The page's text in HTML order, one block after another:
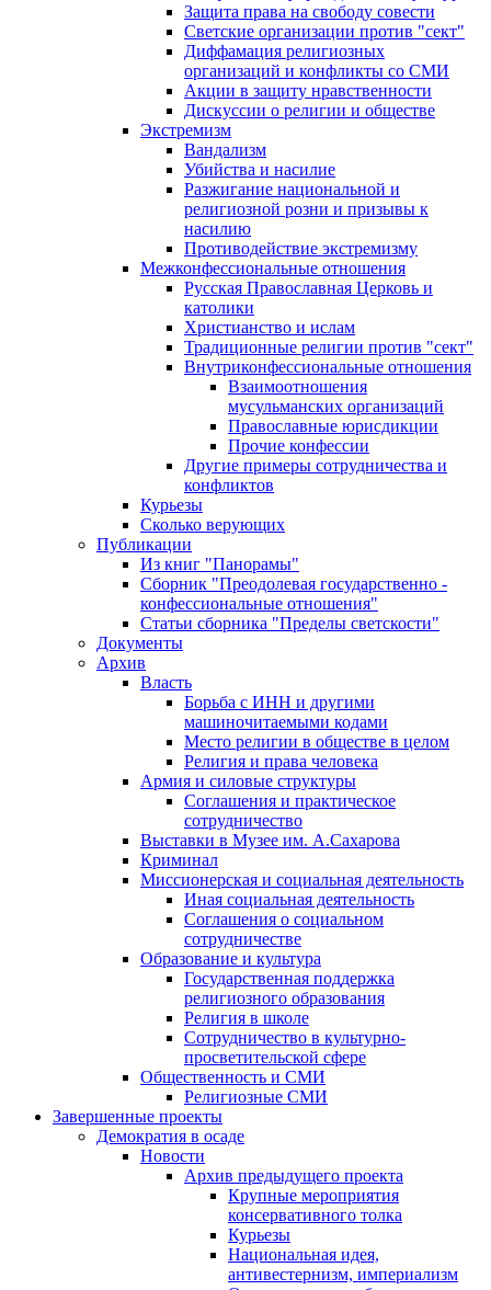
Защита права на свободу совести
Светские организации против "сект"
Диффамация религиозных
организаций и конфликты со СМИ
Акции в защиту нравственности
Дискуссии о религии и обществе
Экстремизм
Вандализм
Убийства и насилие
Разжигание национальной и
религиозной розни и призывы к
насилию
Противодействие экстремизму
Межконфессиональные отношения
Русская Православная Церковь и
католики
Христианство и ислам
Традиционные религии против "сект"
Внутриконфессиональные отношения
Взаимоотношения
мусульманских организаций
Православные юрисдикции
Прочие конфессии
Другие примеры сотрудничества и
конфликтов
Курьезы
Сколько верующих
Публикации
Из книг "Панорамы"
Сборник "Преодолевая государственно -
конфессиональные отношения"
Статьи сборника "Пределы светскости"
Документы
Архив
Власть
Борьба с ИНН и другими
машиночитаемыми кодами
Место религии в обществе в целом
Религия и права человека
Армия и силовые структуры
Соглашения и практическое
сотрудничество
Выставки в Музее им. А.Сахарова
Криминал
Миссионерская и социальная деятельность
Иная социальная деятельность
Соглашения о социальном
сотрудничестве
Образование и культура
Государственная поддержка
религиозного образования
Религия в школе
Сотрудничество в культурно-
просветительской сфере
Общественность и СМИ
Религиозные СМИ
Завершенные проекты
Демократия в осаде
Новости
Архив предыдущего проекта
Крупные мероприятия
консервативного толка
Курьезы
Национальная идея,
антивестернизм, империализм